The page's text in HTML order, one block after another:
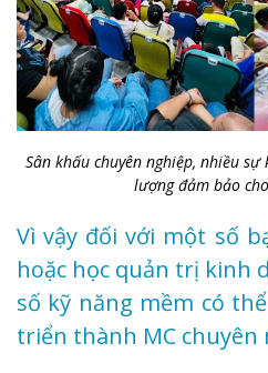
Sân khấu chuyên nghiệp, nhiều
lượng đảm bảo
Vì vậy đối với một số
hoặc học quản trị kinh
số kỹ năng mềm có
triển thành MC chuyên